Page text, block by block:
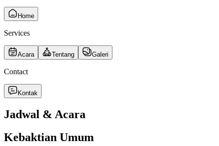
Home
Services
Acara Tentang Galeri
Contact
Kontak
Jadwal & Acara
Kebaktian Umum